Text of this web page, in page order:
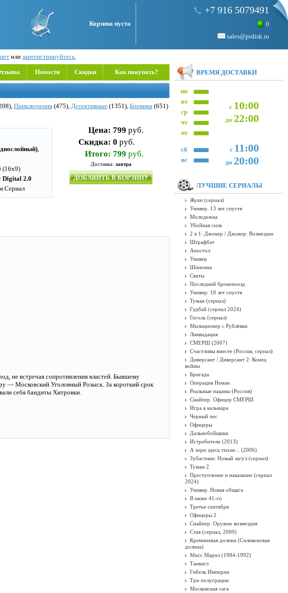
Корзина пуста
+7 916 5079491
0
sales@prdisk.ru
или зарегистрируйтесь.
Новости Скидки Как покупать?
Приключения (475), Детективные (1351), Боевики (651)
,
(16x9)
Digital 2.0
Сериал
Цена: 799 руб.
Скидка: 0 руб.
Итого: 799 руб.
Доставка: завтра
ДОБАВИТЬ В КОРЗИНУ
не встречая сопротивления властей. Бывшему
— Московский Уголовный Розыск. За короткий срок
себя бандиты Хитровки.
ВРЕМЯ ДОСТАВКИ
пн
с 10:00
до 22:00
вт
ср
чт
пт
с 11:00
до 20:00
сб
вс
ЛУЧШИЕ СЕРИАЛЫ
Жуки (сериал)
Универ. 13 лет спустя
Молодежка
Убойная сила
2 в 1: Джокер / Джокер: Возмездие
Штрафбат
Апостол
Универ
Шпионка
Сваты
Последний бронепоезд
Универ: 10 лет спустя
Туман (сериал)
Гудбай (сериал 2024)
Гоголь (сериал)
Милиционер с Рублёвки
Ликвидация
СМЕРШ (2007)
Счастливы вместе (Россия, сериал)
Диверсант / Диверсант 2: Конец
войны
Бригада
Операция Неман
Реальные пацаны (Россия)
Снайпер. Офицер СМЕРШ
Игра в кальмара
Черный пес
Офицеры
Дальнобойщики
Истребители (2013)
А зори здесь тихие... (2006)
Зубастики: Новый загул (сериал)
Туман 2
Преступление и наказание (сериал
2024)
Универ. Новая общага
В июне 41-го
Третье сентября
Офицеры 2
Снайпер: Оружие возмездия
Стая (сериал, 2009)
Кремниевая долина (Силиконовая
долина)
Мисс Марпл (1984-1992)
Танкист
Гибель Империи
Три полуграции
Московская сага